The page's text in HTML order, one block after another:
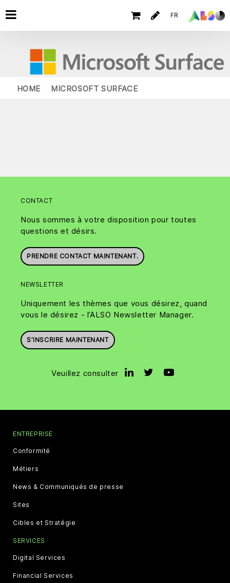
FR
HOME MICROSOFT SURFACE
CONTACT
Nous sommes à votre disposition pour toutes
questions et désirs.
PRENDRE CONTACT MAINTENANT.
NEWSLETTER
Uniquement les thèmes que vous désirez, quand
vous le désirez - l’ALSO Newsletter Manager.
S’INSCRIRE MAINTENANT
Veuillez consulter
ENTREPRISE
Conformité
Métiers
News & Communiqués de presse
Sites
Cibles et Stratégie
SERVICES
Digital Services
Financial Services